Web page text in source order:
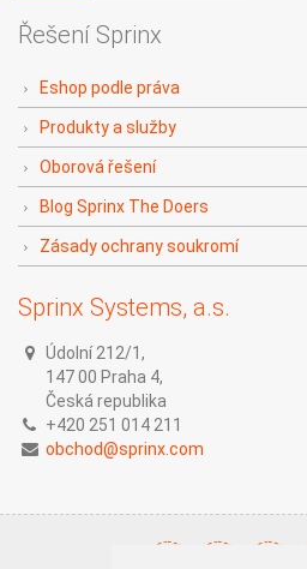
Řešení Sprinx
Eshop podle práva
Produkty a služby
Oborová řešení
Blog Sprinx The Doers
Zásady ochrany soukromí
Sprinx Systems, a.s.
Údolní 212/1,
147 00 Praha 4,
Česká republika
+420 251 014 211
obchod@sprinx.com